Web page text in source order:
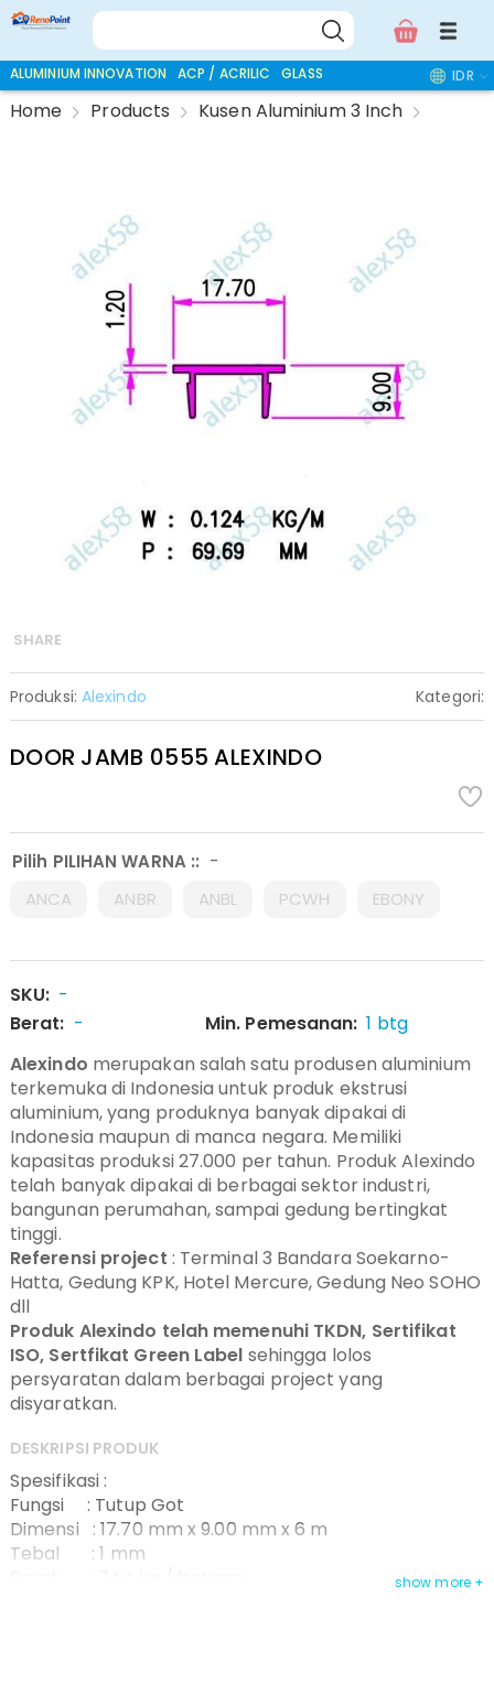
ALUMINIUM INNOVATION ACP / ACRILIC GLASS ACCESSORIES IDR
Home Products Kusen Aluminium 3 Inch
SHARE
Produksi: Alexindo Kategori:
DOOR JAMB 0555 ALEXINDO
Pilih PILIHAN WARNA :: -
ANCA ANBR ANBL PCWH EBONY
SKU: -
Berat: - Min. Pemesanan: 1 btg
Alexindo merupakan salah satu produsen aluminium
terkemuka di Indonesia untuk produk ekstrusi
aluminium, yang produknya banyak dipakai di
Indonesia maupun di manca negara. Memiliki
kapasitas produksi 27.000 per tahun. Produk Alexindo
telah banyak dipakai di berbagai sektor industri,
bangunan perumahan, sampai gedung bertingkat
tinggi.
Referensi project : Terminal 3 Bandara Soekarno-
Hatta, Gedung KPK, Hotel Mercure, Gedung Neo SOHO
dll
Produk Alexindo telah memenuhi TKDN, Sertifikat
ISO, Sertfikat Green Label sehingga lolos
persyaratan dalam berbagai project yang
disyaratkan.
DESKRIPSI PRODUK
Spesifikasi :
Fungsi : Tutup Got
Dimensi : 17.70 mm x 9.00 mm x 6 m
Tebal : 1 mm